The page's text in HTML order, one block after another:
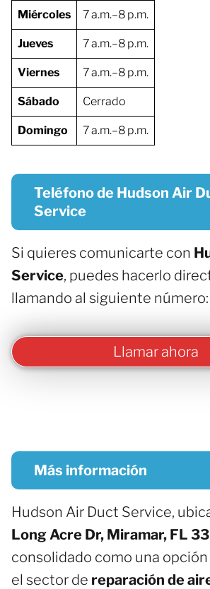
Miércoles 7 a.m.–8 p.m.
Jueves 7 a.m.–8 p.m.
Viernes 7 a.m.–8 p.m.
Sábado Cerrado
Domingo 7 a.m.–8 p.m.
Teléfono de Hudson Air
Service
Si quieres comunicarte con
Service, puedes hacerlo
llamando al siguiente número:
Llamar ahora
Más información
Hudson Air Duct Service,
Long Acre Dr, Miramar, FL
consolidado como una
el sector de reparación de